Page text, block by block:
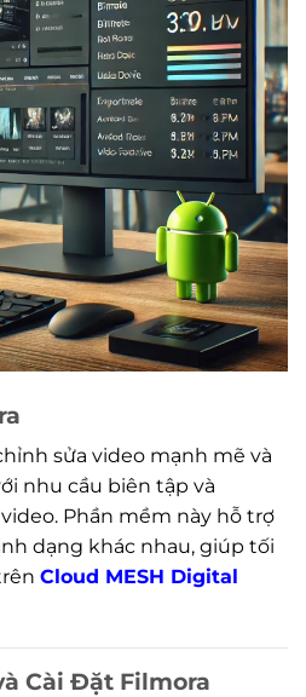
sửa video mạnh mẽ và
nhu cầu biên tập và
Phần mềm này hỗ trợ
dạng khác nhau, giúp tối
Cloud MESH Digital
Cài Đặt Filmora